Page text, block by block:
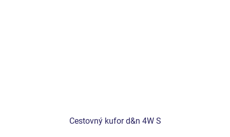
Cestovný kufor d&n 4W S